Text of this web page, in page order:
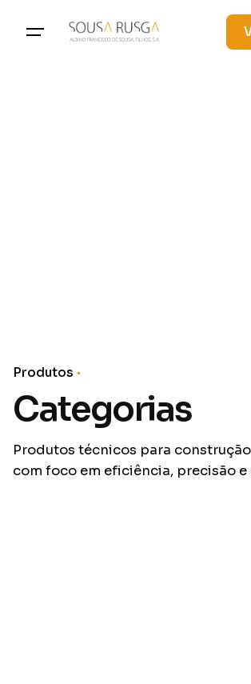
Produtos
Categorias
Produtos técnicos para
com foco em eficiência, precisão